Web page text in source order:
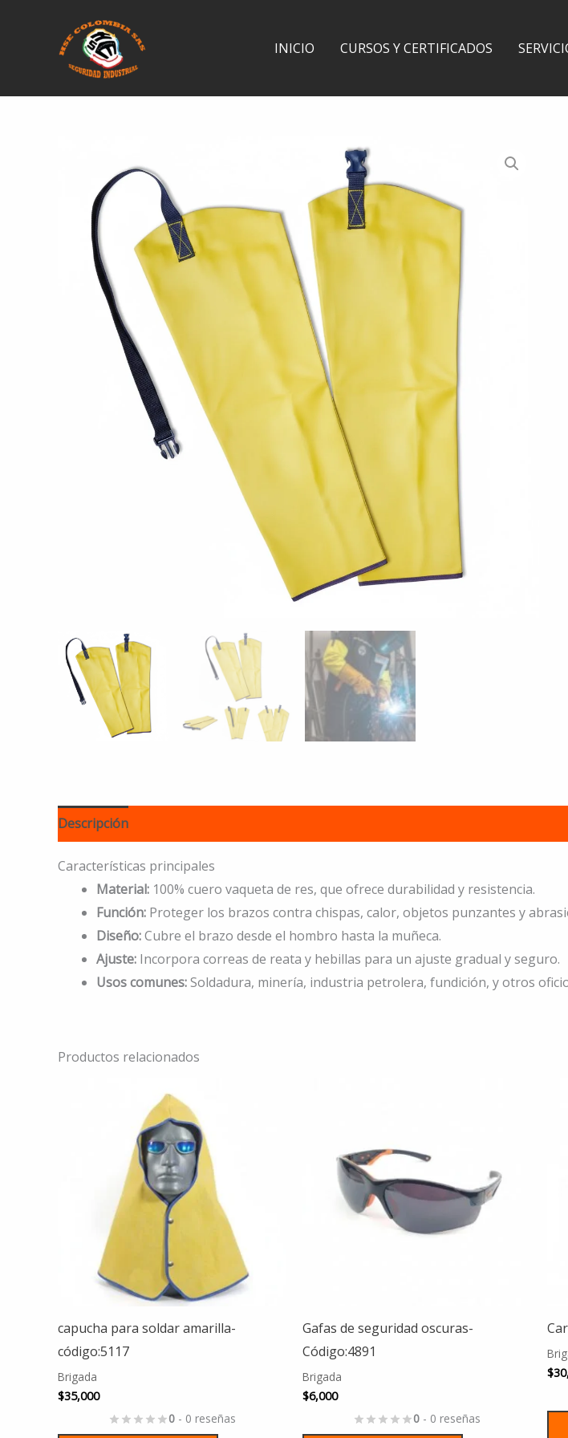
contenido
INICIO CURSOS Y CERTIFICADOS
Descripción
Características principales
Material: 100% cuero vaqueta de res, que ofrece durabilidad y resistencia.
Función: Proteger los brazos contra chispas, calor, objetos punzantes y
Diseño:Cubre el brazo desde el hombro hasta la muñeca.
Ajuste: Incorpora correas de reata y hebillas para un ajuste gradual y seguro.
Usos comunes:Soldadura, minería, industria petrolera, fundición, y otros
Productos relacionados
capucha para soldar amarilla-
código:5117
Brigada
$35,000
0 - 0 reseñas
Gafas de seguridad oscuras-
Código:4891
Brigada
$6,000
0 - 0 reseñas
$